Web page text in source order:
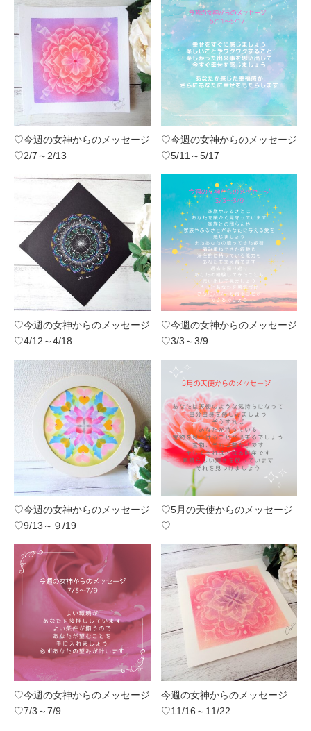
♡今週の女神からのメッセージ
♡2/7～2/13
♡今週の女神からのメッセージ
♡5/11～5/17
♡今週の女神からのメッセージ
♡4/12～4/18
♡今週の女神からのメッセージ
♡3/3～3/9
♡今週の女神からのメッセージ
♡9/13～９/19
♡5月の天使からのメッセージ
♡
♡今週の女神からのメッセージ
♡7/3～7/9
今週の女神からのメッセージ
♡11/16～11/22